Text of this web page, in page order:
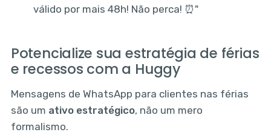
válido por mais 48h! Não perca! ⏰"
Potencialize sua estratégia de férias
e recessos com a Huggy
Mensagens de WhatsApp para clientes nas férias
são um ativo estratégico, não um mero
formalismo.